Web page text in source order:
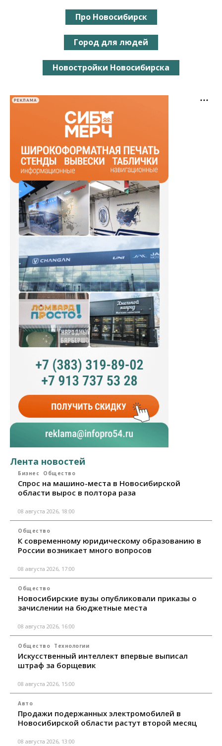
Про Новосибирск
Город для людей
Новостройки Новосибирска
РЕКЛАМА
Лента новостей
Бизнес Общество
Спрос на машино-места в Новосибирской
области вырос в полтора раза
08 августа 2026, 18:00
Общество
К современному юридическому образованию в
России возникает много вопросов
08 августа 2026, 17:00
Общество
Новосибирские вузы опубликовали приказы о
зачислении на бюджетные места
08 августа 2026, 16:00
Общество Технологии
Искусственный интеллект впервые выписал
штраф за борщевик
08 августа 2026, 15:00
Авто
Продажи подержанных электромобилей в
Новосибирской области растут второй месяц
08 августа 2026, 13:00